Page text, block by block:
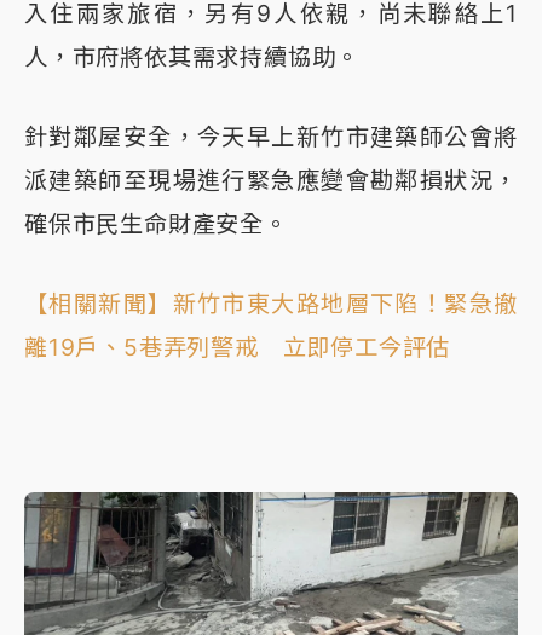
入住兩家旅宿，另有9人依親，尚未聯絡上1
人，市府將依其需求持續協助。
針對鄰屋安全，今天早上新竹市建築師公會將
派建築師至現場進行緊急應變會勘鄰損狀況，
確保市民生命財產安全。
【相關新聞】新竹市東大路地層下陷！緊急撤
離19戶、5巷弄列警戒 立即停工今評估